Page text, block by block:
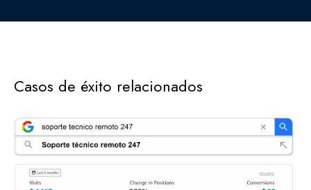
Enlaces fortificados
Agendar cita
Casos de éxito relacionados